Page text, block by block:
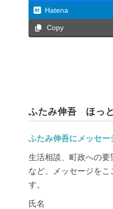
Hatena
Copy
ふたみ伸吾 ほっ
ふたみ伸吾にメッセー
生活相談、町政への要
など、メッセージをこ
す。
このフィールドは空の
氏名